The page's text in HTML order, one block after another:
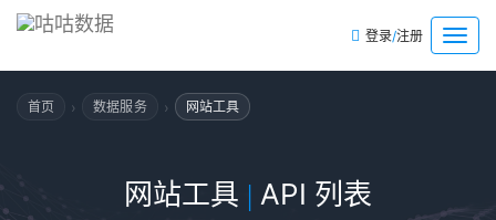
菜
单
登录/注册
首页 › 数据服务 › 网站工具
网站工具 | API 列表